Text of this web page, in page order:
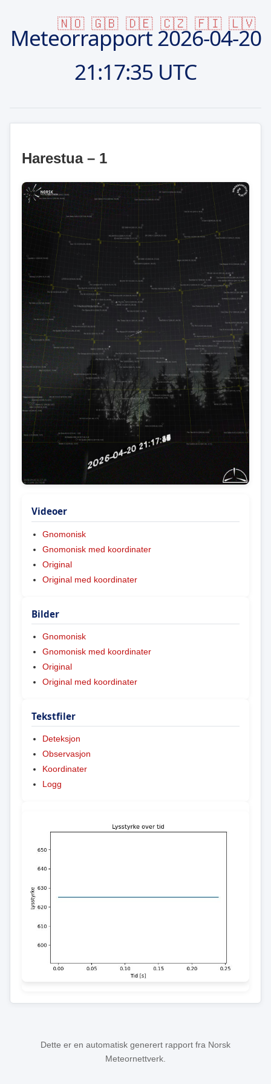
🇳🇴 🇬🇧 🇩🇪 🇨🇿 🇫🇮 🇱🇻
Meteorrapport2026-04-20
21:17:35 UTC
Harestua – 1
Videoer
Gnomonisk
Gnomonisk med koordinater
Original
Original med koordinater
Bilder
Gnomonisk
Gnomonisk med koordinater
Original
Original med koordinater
Tekstfiler
Deteksjon
Observasjon
Koordinater
Logg
Dette er en automatisk generert rapport fra Norsk
Meteornettverk.